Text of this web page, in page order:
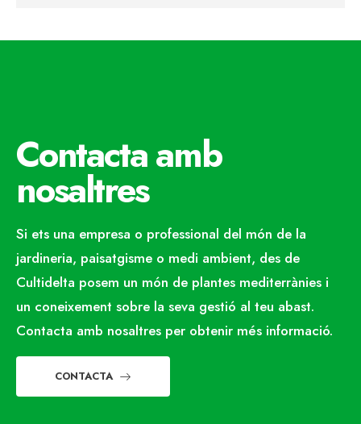
Contacta amb
nosaltres
Si ets una empresa o professional del món de la
jardineria, paisatgisme o medi ambient, des de
Cultidelta posem un món de plantes mediterrànies i
un coneixement sobre la seva gestió al teu abast.
Contacta amb nosaltres per obtenir més informació.
CONTACTA